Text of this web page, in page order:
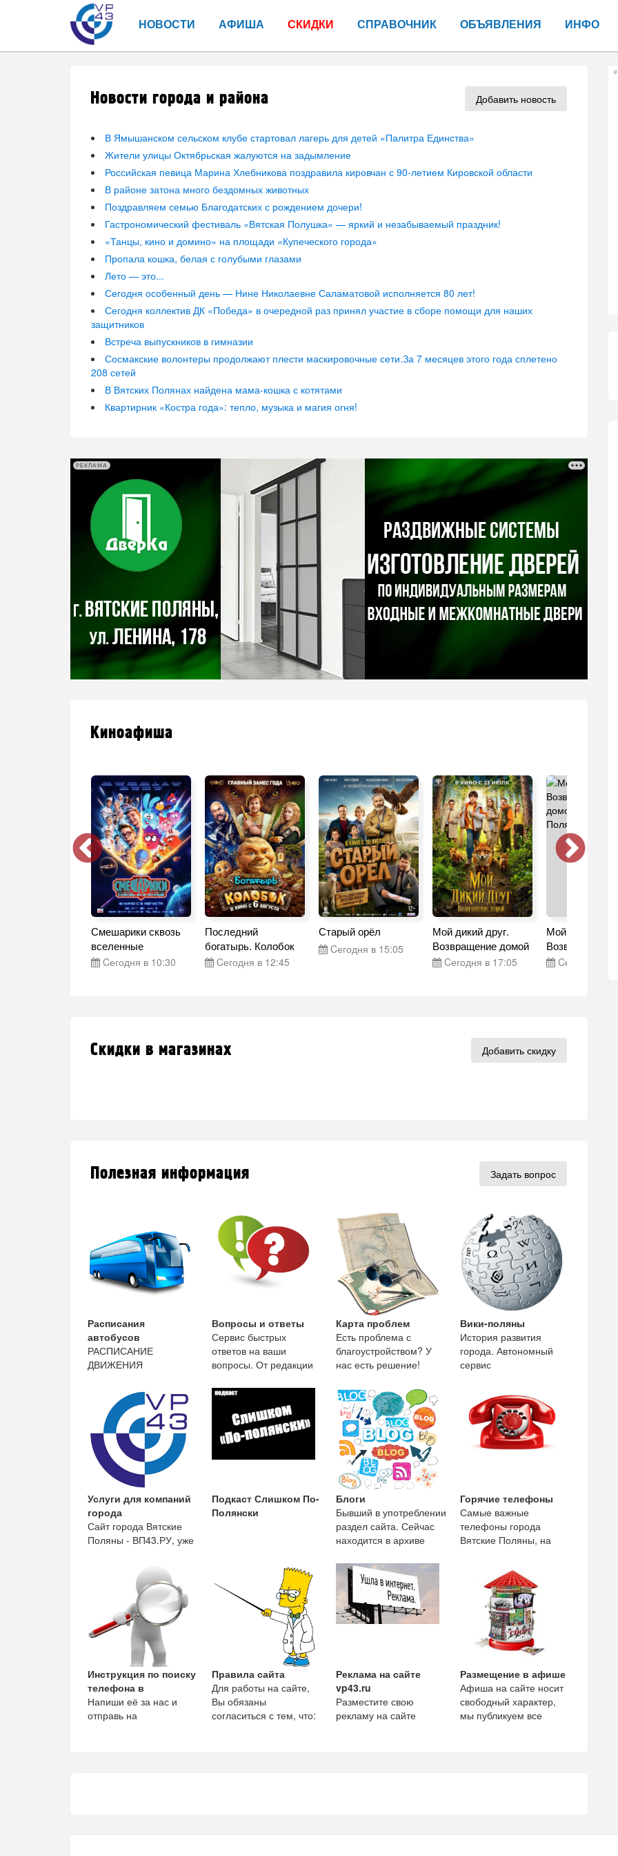
НОВОСТИ АФИША СКИДКИ СПРАВОЧНИК ОБЪЯВЛЕНИЯ ИНФО
Добавить новость
Новости города и района
В Ямышанском сельском клубе стартовал лагерь для детей «Палитра Единства»
Жители улицы Октябрьская жалуются на задымление
Российская певица Марина Хлебникова поздравила кировчан с 90-летием Кировской области
В районе затона много бездомных животных
Поздравляем семью Благодатских с рождением дочери!
Гастрономический фестиваль «Вятская Полушка» — яркий и незабываемый праздник!
«Танцы, кино и домино» на площади «Купеческого города»
Пропала кошка, белая с голубыми глазами
Лето — это...
Сегодня особенный день — Нине Николаевне Саламатовой исполняется 80 лет!
Сегодня коллектив ДК «Победа» в очередной раз принял участие в сборе помощи для наших
защитников
Встреча выпускников в гимназии
Сосмакские волонтеры продолжают плести маскировочные сети.За 7 месяцев этого года сплетено
208 сетей
В Вятских Полянах найдена мама-кошка с котятами
Квартирник «Костра года»: тепло, музыка и магия огня!
РЕКЛАМА
Киноафиша
Смешарики сквозь
вселенные
Cегодня в 10:30
Последний
богатырь. Колобок
Cегодня в 12:45
Старый орёл
Cегодня в 15:05
Мой дикий друг.
Возвращение домой
Cегодня в 17:05
Мой дикий друг.
Возвращение
Cегодня в
Добавить скидку
Скидки в магазинах
Задать вопрос
Полезная информация
Расписания
автобусов
РАСПИСАНИЕ
ДВИЖЕНИЯ
«Краснополянская
автоколонна» с 13 мая
2019
Вопросы и ответы
Сервис быстрых
ответов на ваши
вопросы. От редакции
Карта проблем
Есть проблема с
благоустройством? У
нас есть решение!
Вики-поляны
История развития
города. Автономный
сервис
краеведческую
информацию о городе
Вятские
Услуги для компаний
города
Сайт города Вятские
Поляны - ВП43.РУ, уже
предпринимателям
размещать информа
Подкаст Слишком По-
Полянски
Блоги
Бывший в употреблении
раздел сайта. Сейчас
находится в архиве
поисковой оптимизаци
Горячие телефоны
Самые важные
телефоны города
Вятские Поляны, на
телефоны экстренных
служб и те
Инструкция по поиску
телефона в
Напиши её за нас и
отправь на
Правила сайта
Для работы на сайте,
Вы обязаны
согласиться с тем, что:
Реклама на сайте
vp43.ru
Разместите свою
рекламу на сайте
Размещение в афише
Афиша на сайте носит
свободный характер,
мы публикуем все